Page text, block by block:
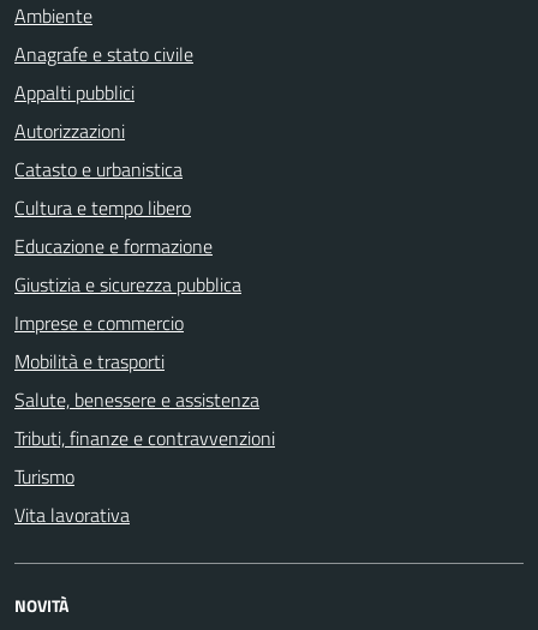
Ambiente
Anagrafe e stato civile
Appalti pubblici
Autorizzazioni
Catasto e urbanistica
Cultura e tempo libero
Educazione e formazione
Giustizia e sicurezza pubblica
Imprese e commercio
Mobilità e trasporti
Salute, benessere e assistenza
Tributi, finanze e contravvenzioni
Turismo
Vita lavorativa
NOVITÀ